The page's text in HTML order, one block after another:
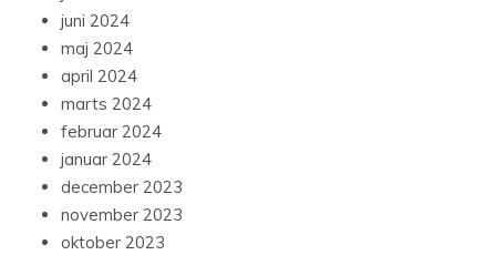
juni 2024
maj 2024
april 2024
marts 2024
februar 2024
januar 2024
december 2023
november 2023
oktober 2023